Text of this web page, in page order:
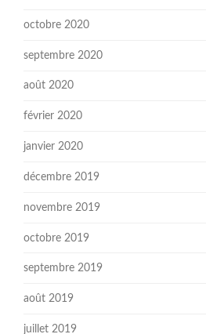
octobre 2020
septembre 2020
août 2020
février 2020
janvier 2020
décembre 2019
novembre 2019
octobre 2019
septembre 2019
août 2019
juillet 2019